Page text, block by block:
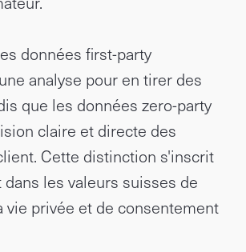
données first-party
analyse pour en tirer des
que les données zero-party
claire et directe des
Cette distinction s'inscrit
les valeurs suisses de
vie privée et de consentement